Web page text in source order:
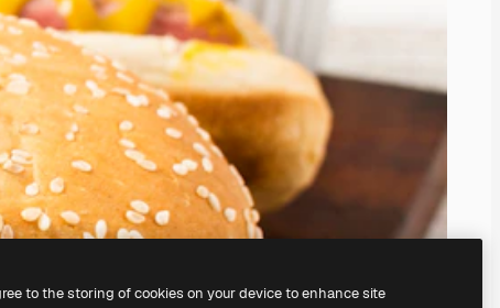
to the storing of cookies on your device to enhance site